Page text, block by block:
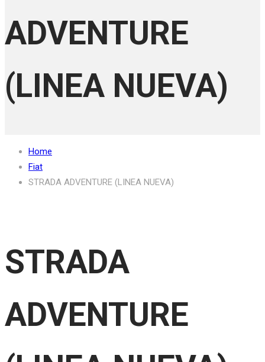
ADVENTURE
(LINEA NUEVA)
Home
Fiat
STRADA ADVENTURE (LINEA NUEVA)
STRADA
ADVENTURE